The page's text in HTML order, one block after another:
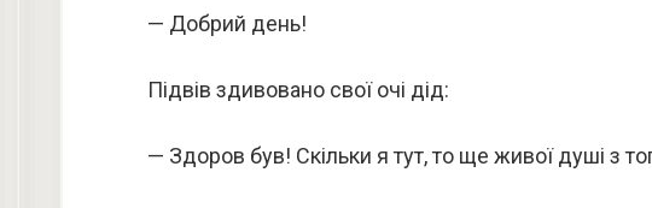
— Добрий день!
Підвів здивовано свої очі дід:
— Здоров був! Скільки я тут, то ще живої душі з